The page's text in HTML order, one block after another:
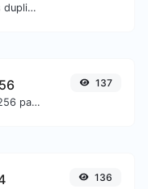
Remova facilmente linhas duplicadas de um texto.
Gere um hash SHA-512/256 para qualquer entrada de texto.
137
136